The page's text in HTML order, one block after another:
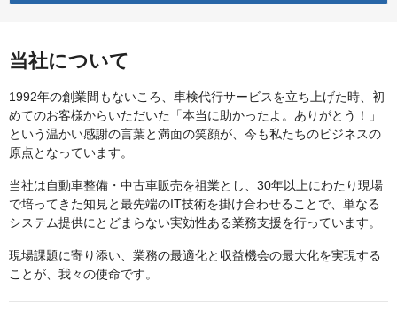
当社について
1992年の創業間もないころ、車検代行サービスを立ち上げた時、初
めてのお客様からいただいた「本当に助かったよ。ありがとう！」
という温かい感謝の言葉と満面の笑顔が、今も私たちのビジネスの
原点となっています。
当社は自動車整備・中古車販売を祖業とし、30年以上にわたり現場
で培ってきた知見と最先端のIT技術を掛け合わせることで、単なる
システム提供にとどまらない実効性ある業務支援を行っています。
現場課題に寄り添い、業務の最適化と収益機会の最大化を実現する
ことが、我々の使命です。